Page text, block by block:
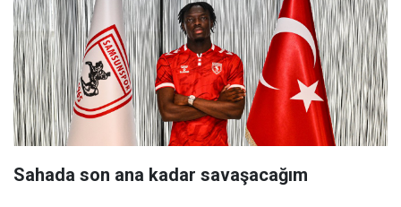
Sahada son ana kadar savaşacağım